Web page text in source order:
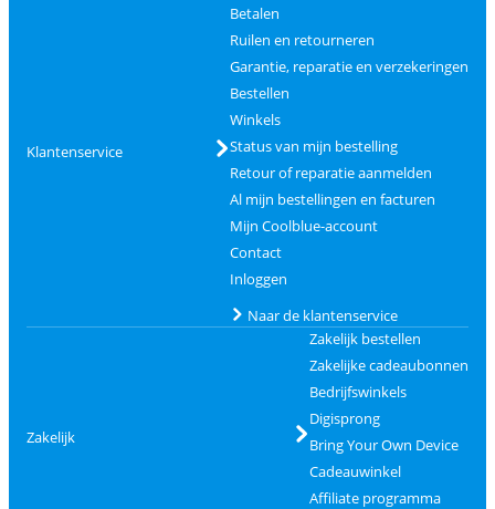
Klantenservice
Betalen
Ruilen en retourneren
Garantie, reparatie en verzekeringen
Bestellen
Winkels
Status van mijn bestelling
Retour of reparatie aanmelden
Al mijn bestellingen en facturen
Mijn Coolblue-account
Contact
Inloggen
Naar de klantenservice
Zakelijk
Zakelijk bestellen
Zakelijke cadeaubonnen
Bedrijfswinkels
Digisprong
Bring Your Own Device
Cadeauwinkel
Affiliate programma